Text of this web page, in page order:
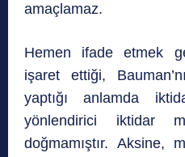
amaçlamaz.
Hemen ifade etmek
işaret ettiği,
yaptı­ğı anlamda
yönlendirici iktidar
doğmamıştır. Aksine,